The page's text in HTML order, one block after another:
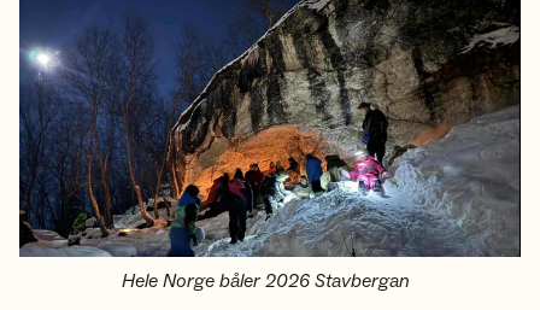
Hele Norge båler 2026 Stavbergan